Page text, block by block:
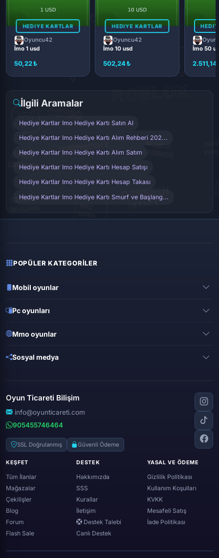
HEDIYE KARTLAR
Oyuncu42
İmo 1 usd
50,22 ₺
HEDIYE KARTLAR
Oyuncu42
İmo 10 usd
502,24 ₺
İmo 50
2.511,14
İlgili Aramalar
Hediye Kartlar Imo Hediye Kartı Satın Al
Hediye Kartlar Imo Hediye Kartı Alım Rehberi 202...
Hediye Kartlar Imo Hediye Kartı Alım Satım
Hediye Kartlar Imo Hediye Kartı Hesap Satışı
Hediye Kartlar Imo Hediye Kartı Hesap Takası
Hediye Kartlar Imo Hediye Kartı Smurf ve Başlang...
POPÜLER KATEGORILER
Mobil oyunlar
Mobile legends
Free fire
Minecraft
Pc oyunları
Gta online
Lost ark
World of warcraft
Zula
Mmo oyunlar
Wolfteam
Black desert online
Genshin ımpact
Sosyal medya
Discord
Youtube
Twitter (x)
Spotify
Oyun Ticareti Bilişim
info@oyunticareti.com
905455746464
SSL Doğrulanmış Güvenli Ödeme
KEŞFET
Tüm İlanlar
Mağazalar
Çekilişler
Blog
Forum
Flash Sale
DESTEK
Hakkımızda
SSS
Kurallar
İletişim
Destek Talebi
Canlı Destek
YASAL VE ÖDEME
Gizlilik Politikası
Kullanım Koşulları
KVKK
Mesafeli Satış
İade Politikası